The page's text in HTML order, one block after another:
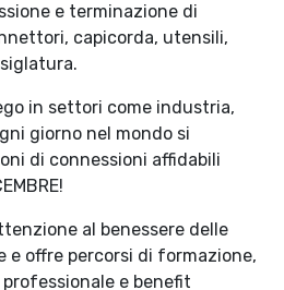
e terminazione di
capicorda, utensili,
in settori come industria,
giorno nel mondo si
di connessioni affidabili
al benessere delle
e offre percorsi di formazione,
e benefit